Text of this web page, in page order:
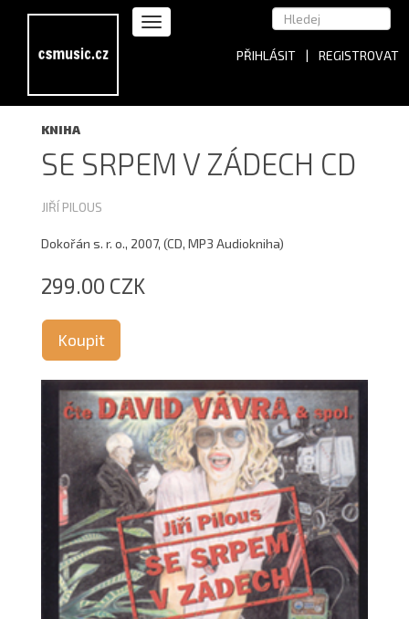
PŘIHLÁSIT | REGISTROVAT
KNIHA
SE SRPEM V ZÁDECH CD
JIŘÍ PILOUS
Dokořán s. r. o., 2007, (CD, MP3 Audiokniha)
299.00 CZK
Koupit